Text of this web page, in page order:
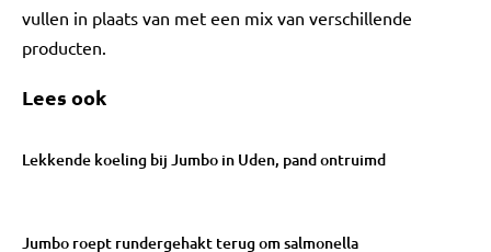
vullen in plaats van met een mix van verschillende
producten.
Lees ook
Lekkende koeling bij Jumbo in Uden, pand ontruimd
Jumbo roept rundergehakt terug om salmonella